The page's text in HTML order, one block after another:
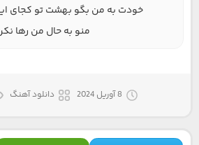
خودت به من بگو بهشت تو کجای
منو به حال من رها
8 آوریل 2024 دانلود آهنگ